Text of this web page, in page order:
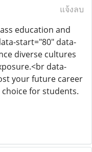
แจ้งลบ
education and
start="80" data-
diverse cultures
data-
your future career
for students.